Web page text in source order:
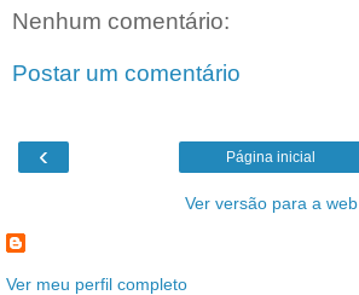
Nenhum comentário:
Postar um comentário
‹ Página inicial
Ver versão para a web
Ver meu perfil completo